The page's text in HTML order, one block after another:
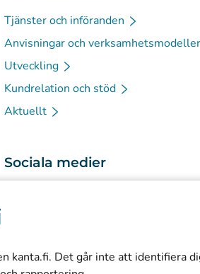
kanta.fi. Det går inte att identifiera
Tjänster och införanden
Anvisningar och verksamhetsmodeller
Utveckling
Kundrelation och stöd
Aktuellt
Sociala medier